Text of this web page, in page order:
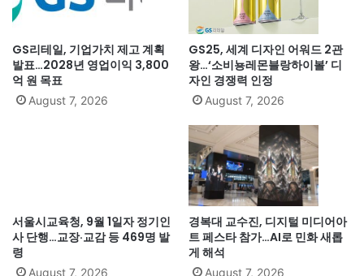
GS리테일, 기업가치 제고 계획
발표…2028년 영업이익 3,800
억 원 목표
August 7, 2026
GS25, 세계 디자인 어워드 2관
왕…‘소비뇽레몬블랑하이볼’ 디
자인 경쟁력 인정
August 7, 2026
서울시교육청, 9월 1일자 정기인
사 단행…교장·교감 등 469명 발
령
August 7, 2026
경복대 교수진, 디지털 미디어아
트 페스타 참가…AI로 민화 새롭
게 해석
August 7, 2026